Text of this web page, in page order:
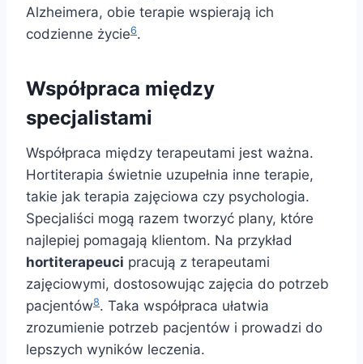
Alzheimera, obie terapie wspierają ich
codzienne życie6.
Współpraca między
specjalistami
Współpraca między terapeutami jest ważna.
Hortiterapia świetnie uzupełnia inne terapie,
takie jak terapia zajęciowa czy psychologia.
Specjaliści mogą razem tworzyć plany, które
najlepiej pomagają klientom. Na przykład
hortiterapeuci pracują z terapeutami
zajęciowymi, dostosowując zajęcia do potrzeb
pacjentów8. Taka współpraca ułatwia
zrozumienie potrzeb pacjentów i prowadzi do
lepszych wyników leczenia.